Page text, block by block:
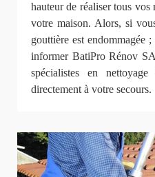
hauteur de réaliser tous
votre maison. Alors, si
gouttière est endommagée
informer BatiPro Rénov
spécialistes en
directement à votre secours.